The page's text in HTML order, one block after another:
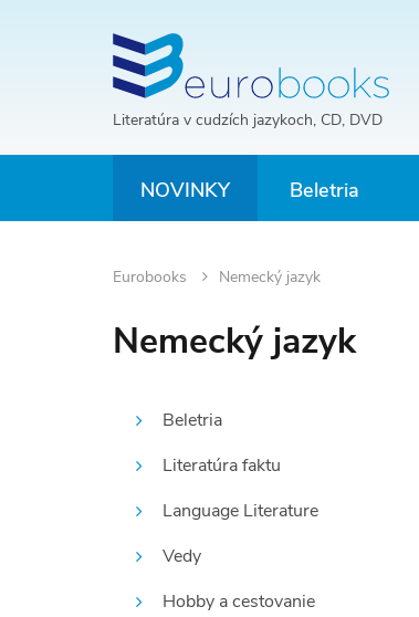
Literatúra v cudzích jazykoch, CD, DVD
NOVINKY Beletria
Eurobooks Nemecký jazyk
Nemecký jazyk
Beletria
Literatúra faktu
Language Literature
Vedy
Hobby a cestovanie